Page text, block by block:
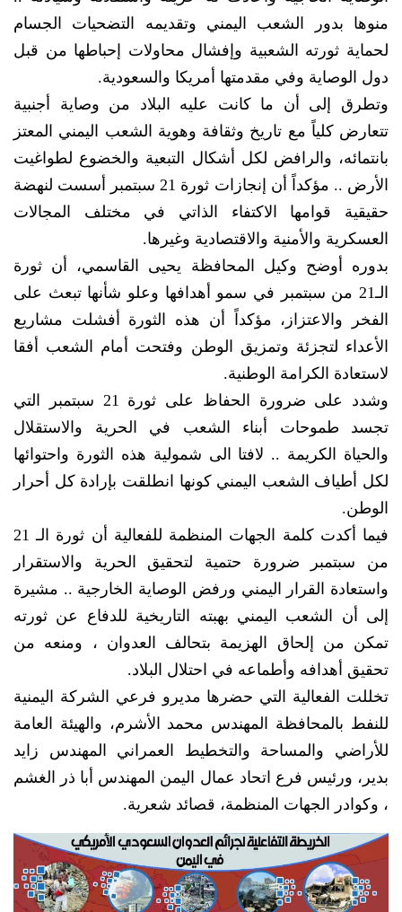
منوها بدور الشعب اليمني وتقديمه التضحيات الجسام
لحماية ثورته الشعبية وإفشال محاولات إحباطها من قبل
دول الوصاية وفي مقدمتها أمريكا والسعودية.
وتطرق إلى أن ما كانت عليه البلاد من وصاية أجنبية
تتعارض كلياً مع تاريخ وثقافة وهوية الشعب اليمني المعتز
بانتمائه، والرافض لكل أشكال التبعية والخضوع لطواغيت
الأرض .. مؤكداً أن إنجازات ثورة 21 سبتمبر أسست لنهضة
حقيقية قوامها الاكتفاء الذاتي في مختلف المجالات
العسكرية والأمنية والاقتصادية وغيرها.
بدوره أوضح وكيل المحافظة يحيى القاسمي، أن ثورة
الـ21 من سبتمبر في سمو أهدافها وعلو شأنها تبعث على
الفخر والاعتزاز، مؤكداً أن هذه الثورة أفشلت مشاريع
الأعداء لتجزئة وتمزيق الوطن وفتحت أمام الشعب أفقا
لاستعادة الكرامة الوطنية.
وشدد على ضرورة الحفاظ على ثورة 21 سبتمبر التي
تجسد طموحات أبناء الشعب في الحرية والاستقلال
والحياة الكريمة .. لافتا الى شمولية هذه الثورة واحتوائها
لكل أطياف الشعب اليمني كونها انطلقت بإرادة كل أحرار
الوطن.
فيما أكدت كلمة الجهات المنظمة للفعالية أن ثورة الـ 21
من سبتمبر ضرورة حتمية لتحقيق الحرية والاستقرار
واستعادة القرار اليمني ورفض الوصاية الخارجية .. مشيرة
إلى أن الشعب اليمني بهبته التاريخية للدفاع عن ثورته
تمكن من إلحاق الهزيمة بتحالف العدوان ، ومنعه من
تحقيق أهدافه وأطماعه في احتلال البلاد.
تخللت الفعالية التي حضرها مديرو فرعي الشركة اليمنية
للنفط بالمحافظة المهندس محمد الأشرم، والهيئة العامة
للأراضي والمساحة والتخطيط العمراني المهندس زايد
بدير، ورئيس فرع اتحاد عمال اليمن المهندس أبا ذر الغشم
، وكوادر الجهات المنظمة، قصائد شعرية.